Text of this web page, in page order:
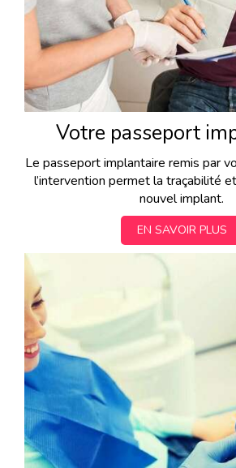
Votre passeport
Le passeport implantaire remis par
l’intervention permet la traçabilité
nouvel implant.
EN SAVOIR PLUS